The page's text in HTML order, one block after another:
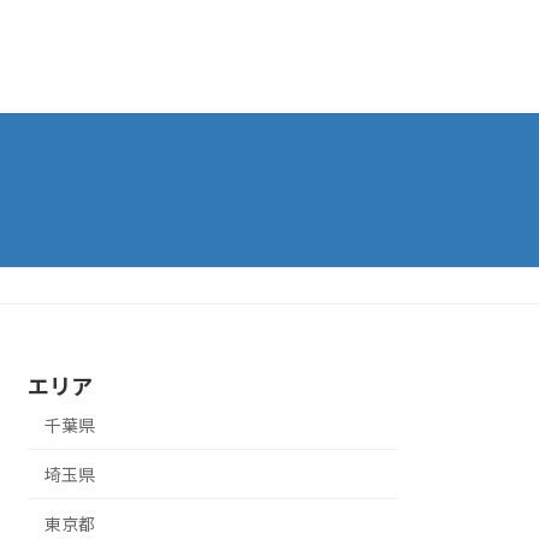
エリア
千葉県
埼玉県
東京都